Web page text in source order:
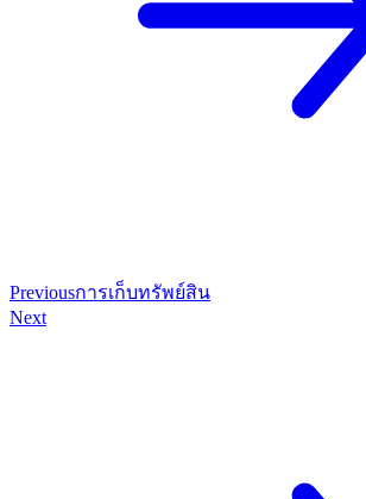
Previousการเก็บทรัพย์สิน
Next